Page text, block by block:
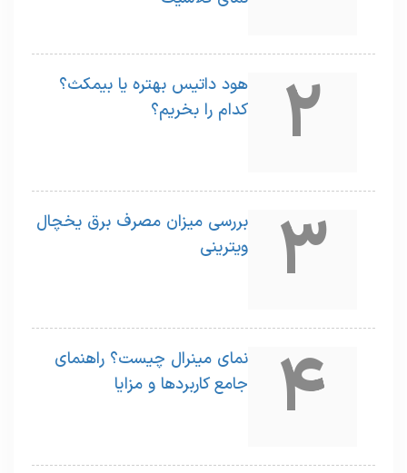
2
هود داتیس بهتره یا بیمکث؟
کدام را بخریم؟
3
بررسی میزان مصرف برق یخچال
ویترینی
4
نمای مینرال چیست؟ راهنمای
جامع کاربردها و مزایا